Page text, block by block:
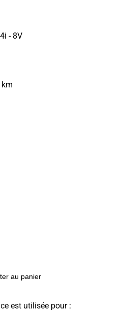
- 8V
au panier
est utilisée pour :